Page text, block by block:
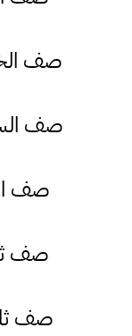
صف
صف
صف
صف
صف